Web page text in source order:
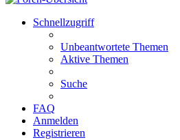
Schnellzugriff
Unbeantwortete Themen
Aktive Themen
Suche
FAQ
Anmelden
Registrieren